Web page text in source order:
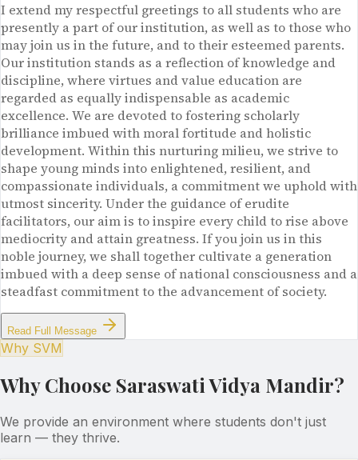
I extend my respectful greetings to all students who are
presently a part of our institution, as well as to those who
may join us in the future, and to their esteemed parents.
Our institution stands as a reflection of knowledge and
discipline, where virtues and value education are
regarded as equally indispensable as academic
excellence. We are devoted to fostering scholarly
brilliance imbued with moral fortitude and holistic
development. Within this nurturing milieu, we strive to
shape young minds into enlightened, resilient, and
compassionate individuals, a commitment we uphold with
utmost sincerity. Under the guidance of erudite
facilitators, our aim is to inspire every child to rise above
mediocrity and attain greatness. If you join us in this
noble journey, we shall together cultivate a generation
imbued with a deep sense of national consciousness and a
steadfast commitment to the advancement of society.
Read Full Message
Why SVM
Why Choose Saraswati Vidya Mandir?
We provide an environment where students don't just
learn — they thrive.